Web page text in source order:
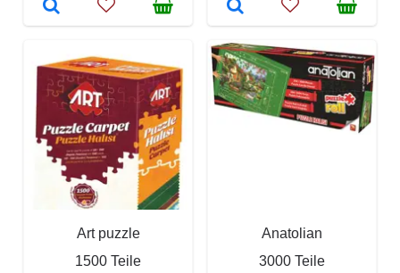
Art puzzle
1500 Teile
Anatolian
3000 Teile